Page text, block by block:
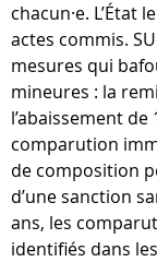
chacun·e.
actes commis.
mesures qui
mineures : la
l’abaissement
comparution
de composition
d’une sanction
ans, les
identifiés dans